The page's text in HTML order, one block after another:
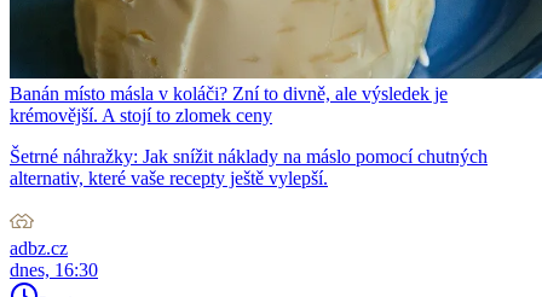
Banán místo másla v koláči? Zní to divně, ale výsledek je
krémovější. A stojí to zlomek ceny
Šetrné náhražky: Jak snížit náklady na máslo pomocí chutných
alternativ, které vaše recepty ještě vylepší.
adbz.cz
dnes, 16:30